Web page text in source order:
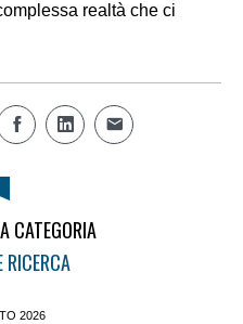
realtà che ci
CATEGORIA
RICERCA
2026